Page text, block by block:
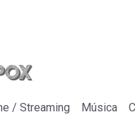
/ Streaming Música